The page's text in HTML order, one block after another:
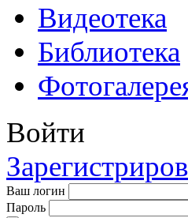
Видеотека
Библиотека
Войти
Ваш логин
Пароль